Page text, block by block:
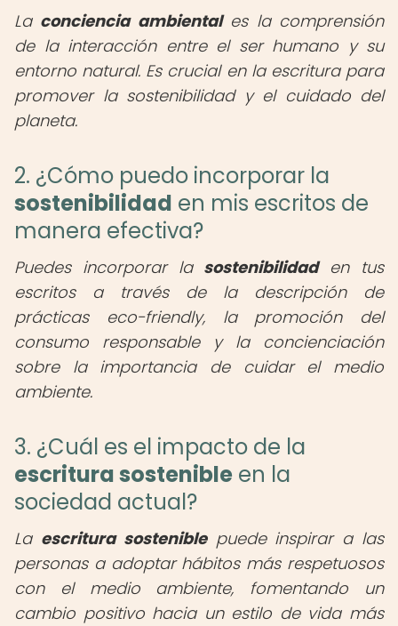
La conciencia ambientales la comprensión
de la interacción entre el ser humano y su
entorno natural. Es crucial en la escritura para
promover la sostenibilidad y el cuidado del
planeta.
2. ¿Cómo puedo incorporar la
sostenibilidad en mis escritos de
manera efectiva?
Puedes incorporar la sostenibilidaden tus
escritos a través de la descripción de
prácticas eco-friendly, la promoción del
consumo responsable y la concienciación
sobre la importancia de cuidar el medio
ambiente.
3. ¿Cuál es el impacto de la
escritura sostenible en la
sociedad actual?
La escritura sosteniblepuede inspirar a las
personas a adoptar hábitos más respetuosos
con el medio ambiente, fomentando un
cambio positivo hacia un estilo de vida más